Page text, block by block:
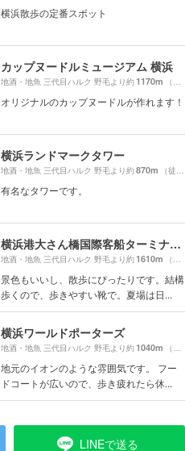
横浜散歩の定番スポット
カップヌードルミュージアム 横浜
地酒・地魚 三代目ハルク 野毛より約1170m （徒歩20分）
オリジナルのカップヌードルが作れます！
横浜ランドマークタワー
地酒・地魚 三代目ハルク 野毛より約870m （徒歩15分）
有名なタワーです。
横浜港大さん橋国際客船ターミナル（大さん橋）
地酒・地魚 三代目ハルク 野毛より約1610m （徒歩27分）
景色もいいし、散歩にぴったりです。結構
歩くので、歩きやすい靴で。夏場は日...
横浜ワールドポーターズ
地酒・地魚 三代目ハルク 野毛より約1040m （徒歩18分）
地元のイオンのような雰囲気です。 フー
ドコートが広いので、歩き疲れたら休...
LINEで送る